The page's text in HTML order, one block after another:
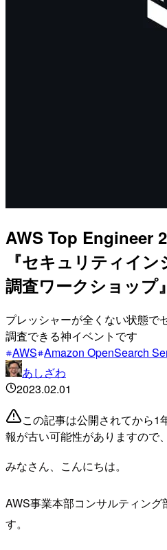
AWS Top Engineer
『セキュリティイ
調査ワークショップ
プレッシャーが全くない状態で
調査できる神イベントです
AWS Amazon OpenSearch
あしざわ
2023.02.01
この記事は公開されてから1
報が古い可能性がありますので
みなさん、こんにちは。
AWS事業本部コンサルティング
す。